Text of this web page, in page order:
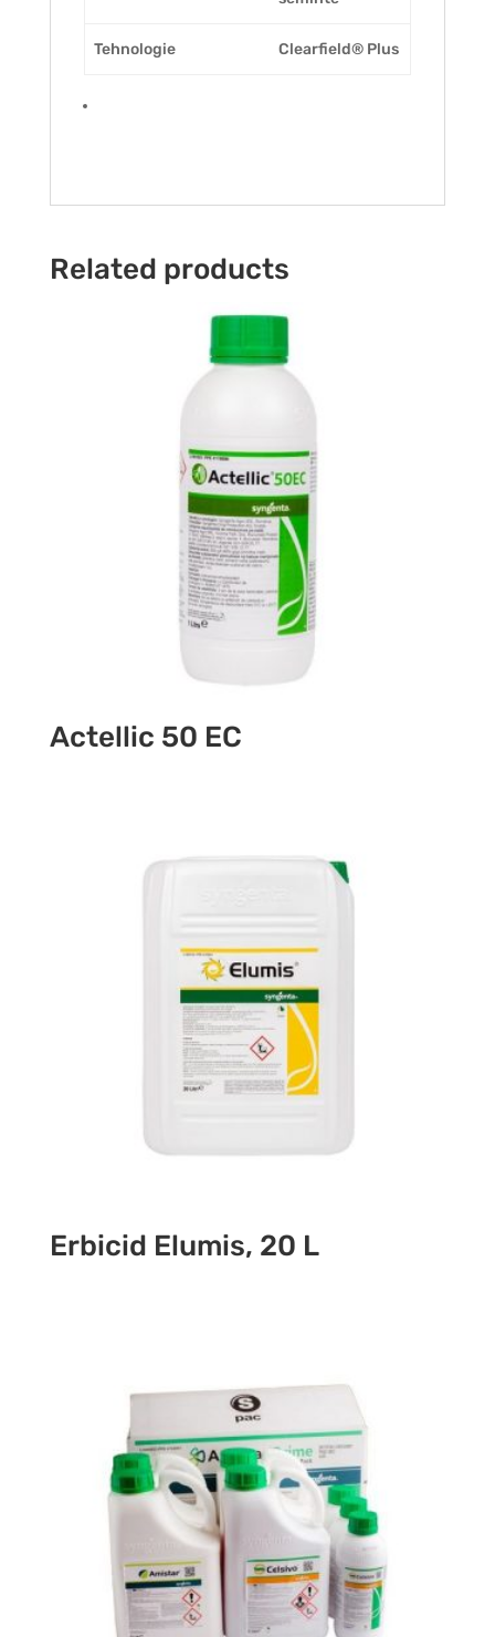
Tehnologie Clearfield® Plus
Related products
Actellic 50 EC
Erbicid Elumis, 20 L